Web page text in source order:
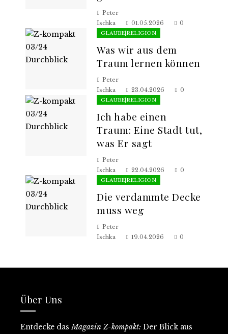
Peter
Ischka
01.05.2026 0
GLAUBE|RELIGION
Was wir aus dem
Traum lernen können
Peter
Ischka
23.04.2026 0
GLAUBE|RELIGION
Ich habe einen
Traum: Eine Stadt tut,
was Er sagt
Peter
Ischka
22.04.2026 0
GLAUBE|RELIGION
Die verdammte Decke
muss weg
Peter
Ischka
19.04.2026 0
Über Uns
Entdecke dasMagazin Z-kompakt: Der Blick aus